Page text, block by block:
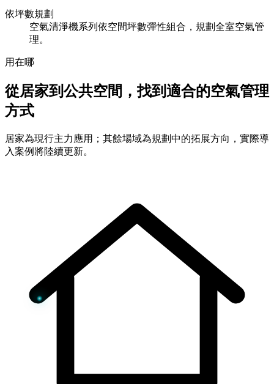
依坪數規劃
空氣清淨機系列依空間坪數彈性組合，規劃全室空氣管
理。
用在哪
從居家到公共空間，找到適合的空氣管理
方式
居家為現行主力應用；其餘場域為規劃中的拓展方向，實際導
入案例將陸續更新。